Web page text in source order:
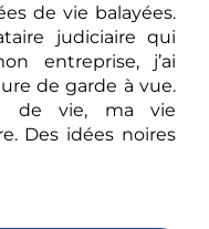
de vie balayées.
judiciaire qui
entreprise, j’ai
de garde à vue.
de vie, ma vie
Des idées noires